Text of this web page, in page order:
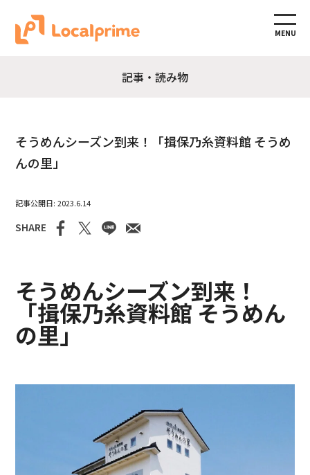
記事・読み物
そうめんシーズン到来！「揖保乃糸資料館 そうめ
んの里」
2023.6.14
SHARE
そうめんシーズン到来！
「揖保乃糸資料館 そうめん
の里」
MENU